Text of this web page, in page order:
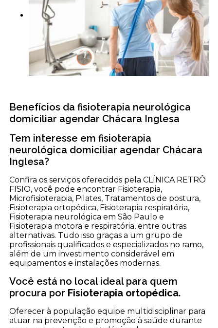
Benefícios da fisioterapia neurológica
domiciliar agendar Chácara Inglesa
Tem interesse em fisioterapia
neurológica domiciliar agendar Chácara
Inglesa?
Confira os serviços oferecidos pela CLÍNICA RETRÔ
FISIO, você pode encontrar Fisioterapia,
Microfisioterapia, Pilates, Tratamentos de postura,
Fisioterapia ortopédica, Fisioterapia respiratória,
Fisioterapia neurológica em São Paulo e
Fisioterapia motora e respiratória, entre outras
alternativas. Tudo isso graças a um grupo de
profissionais qualificados e especializados no ramo,
além de um investimento considerável em
equipamentos e instalações modernas.
Você está no local ideal para quem
procura por Fisioterapia ortopédica.
Oferecer à população equipe multidisciplinar para
atuar na prevenção e promoção à saúde durante